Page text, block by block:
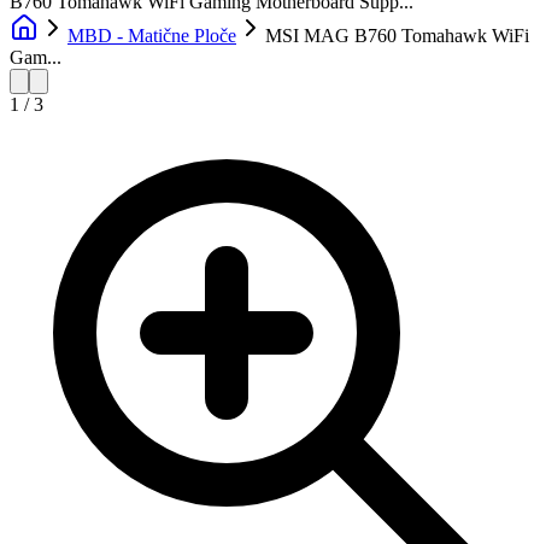
MBD - Matične Ploče
MSI MAG B760 Tomahawk WiFi
Gam...
1 /3